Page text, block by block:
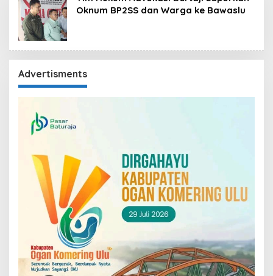
Oknum BP2SS dan Warga ke Bawaslu
Advertisments